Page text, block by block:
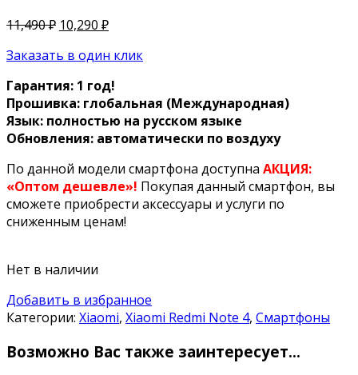
11,490₽ 10,290 ₽
Заказать в один клик
Гарантия: 1 год!
Прошивка: глобальная (Международная)
Язык: полностью на русском языке
Обновления: автоматически по воздуху
По данной модели смартфона доступна АКЦИЯ:
«Оптом дешевле»! Покупая данный смартфон, вы
сможете приобрести аксессуары и услуги по
сниженным ценам!
Нет в наличии
Добавить в избранное
Категории: Xiaomi, Xiaomi Redmi Note 4, Смартфоны
Возможно Вас также заинтересует…